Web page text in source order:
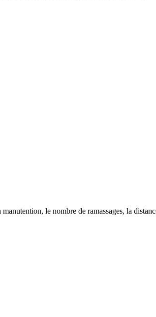
le nombre de ramassages, la